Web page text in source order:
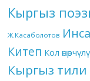
Кыргыз
Ж.Касаболотов
Китеп Кол
Кыргыз тили